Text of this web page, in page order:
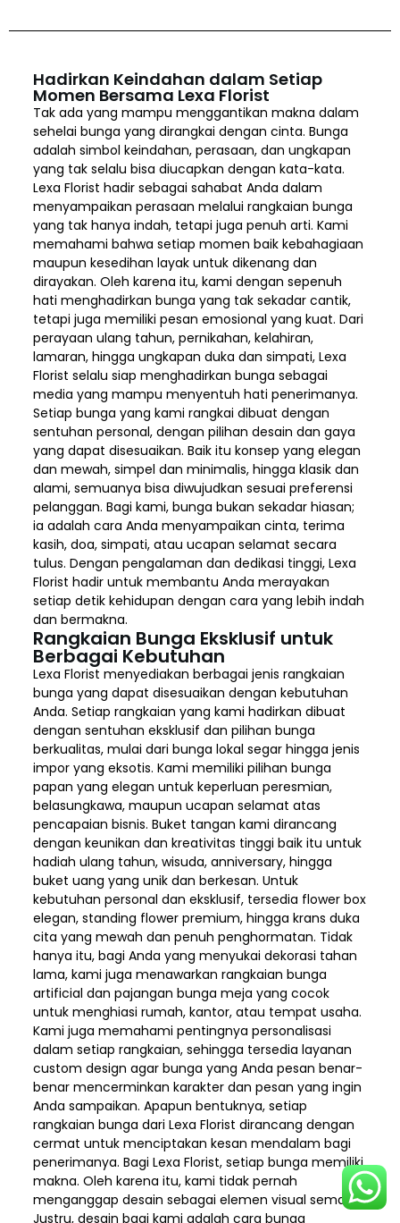
Hadirkan Keindahan dalam Setiap
Momen Bersama Lexa Florist
Tak ada yang mampu menggantikan makna dalam
sehelai bunga yang dirangkai dengan cinta. Bunga
adalah simbol keindahan, perasaan, dan ungkapan
yang tak selalu bisa diucapkan dengan kata-kata.
Lexa Florist hadir sebagai sahabat Anda dalam
menyampaikan perasaan melalui rangkaian bunga
yang tak hanya indah, tetapi juga penuh arti. Kami
memahami bahwa setiap momen baik kebahagiaan
maupun kesedihan layak untuk dikenang dan
dirayakan. Oleh karena itu, kami dengan sepenuh
hati menghadirkan bunga yang tak sekadar cantik,
tetapi juga memiliki pesan emosional yang kuat. Dari
perayaan ulang tahun, pernikahan, kelahiran,
lamaran, hingga ungkapan duka dan simpati, Lexa
Florist selalu siap menghadirkan bunga sebagai
media yang mampu menyentuh hati penerimanya.
Setiap bunga yang kami rangkai dibuat dengan
sentuhan personal, dengan pilihan desain dan gaya
yang dapat disesuaikan. Baik itu konsep yang elegan
dan mewah, simpel dan minimalis, hingga klasik dan
alami, semuanya bisa diwujudkan sesuai preferensi
pelanggan. Bagi kami, bunga bukan sekadar hiasan;
ia adalah cara Anda menyampaikan cinta, terima
kasih, doa, simpati, atau ucapan selamat secara
tulus. Dengan pengalaman dan dedikasi tinggi, Lexa
Florist hadir untuk membantu Anda merayakan
setiap detik kehidupan dengan cara yang lebih indah
dan bermakna.
Rangkaian Bunga Eksklusif untuk
Berbagai Kebutuhan
Lexa Florist menyediakan berbagai jenis rangkaian
bunga yang dapat disesuaikan dengan kebutuhan
Anda. Setiap rangkaian yang kami hadirkan dibuat
dengan sentuhan eksklusif dan pilihan bunga
berkualitas, mulai dari bunga lokal segar hingga jenis
impor yang eksotis. Kami memiliki pilihan bunga
papan yang elegan untuk keperluan peresmian,
belasungkawa, maupun ucapan selamat atas
pencapaian bisnis. Buket tangan kami dirancang
dengan keunikan dan kreativitas tinggi baik itu untuk
hadiah ulang tahun, wisuda, anniversary, hingga
buket uang yang unik dan berkesan. Untuk
kebutuhan personal dan eksklusif, tersedia flower box
elegan, standing flower premium, hingga krans duka
cita yang mewah dan penuh penghormatan. Tidak
hanya itu, bagi Anda yang menyukai dekorasi tahan
lama, kami juga menawarkan rangkaian bunga
artificial dan pajangan bunga meja yang cocok
untuk menghiasi rumah, kantor, atau tempat usaha.
Kami juga memahami pentingnya personalisasi
dalam setiap rangkaian, sehingga tersedia layanan
custom design agar bunga yang Anda pesan benar-
benar mencerminkan karakter dan pesan yang ingin
Anda sampaikan. Apapun bentuknya, setiap
rangkaian bunga dari Lexa Florist dirancang dengan
cermat untuk menciptakan kesan mendalam bagi
penerimanya. Bagi Lexa Florist, setiap bunga memiliki
makna. Oleh karena itu, kami tidak pernah
menganggap desain sebagai elemen visual semata.
Justru, desain bagi kami adalah cara bunga